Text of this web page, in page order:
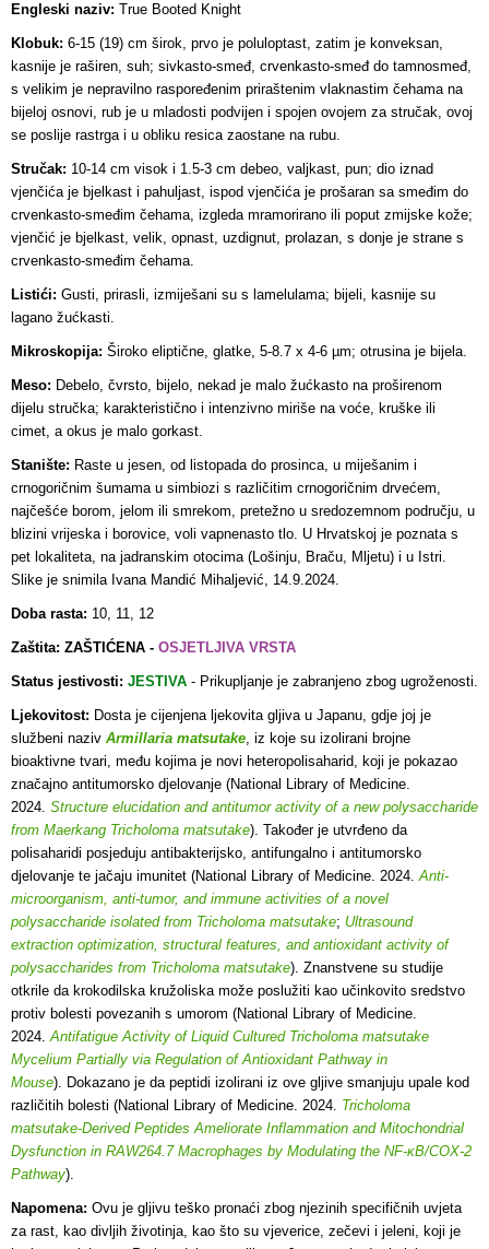
Engleski naziv: True Booted Knight
Klobuk: 6-15 (19) cm širok, prvo je poluloptast, zatim je konveksan,
kasnije je raširen, suh; sivkasto-smeđ, crvenkasto-smeđ do tamnosmeđ,
s velikim je nepravilno raspoređenim priraštenim vlaknastim čehama na
bijeloj osnovi, rub je u mladosti podvijen i spojen ovojem za stručak, ovoj
se poslije rastrga i u obliku resica zaostane na rubu.
Stručak: 10-14 cm visok i 1.5-3 cm debeo, valjkast, pun; dio iznad
vjenčića je bjelkast i pahuljast, ispod vjenčića je prošaran sa smeđim do
crvenkasto-smeđim čehama, izgleda mramorirano ili poput zmijske kože;
vjenčić je bjelkast, velik, opnast, uzdignut, prolazan, s donje je strane s
crvenkasto-smeđim čehama.
Listići: Gusti, prirasli, izmiješani su s lamelulama; bijeli, kasnije su
lagano žućkasti.
Mikroskopija: Široko eliptične, glatke, 5-8.7 x 4-6 µm; otrusina je bijela.
Meso: Debelo, čvrsto, bijelo, nekad je malo žućkasto na proširenom
dijelu stručka; karakteristično i intenzivno miriše na voće, kruške ili
cimet, a okus je malo gorkast.
Stanište: Raste u jesen, od listopada do prosinca, u miješanim i
crnogoričnim šumama u simbiozi s različitim crnogoričnim drvećem,
najčešće borom, jelom ili smrekom, pretežno u sredozemnom području, u
blizini vrijeska i borovice, voli vapnenasto tlo. U Hrvatskoj je poznata s
pet lokaliteta, na jadranskim otocima (Lošinju, Braču, Mljetu) i u Istri.
Slike je snimila Ivana Mandić Mihaljević, 14.9.2024.
Doba rasta: 10, 11, 12
Zaštita: ZAŠTIĆENA - OSJETLJIVA VRSTA
Status jestivosti: JESTIVA - Prikupljanje je zabranjeno zbog ugroženosti.
Ljekovitost: Dosta je cijenjena ljekovita gljiva u Japanu, gdje joj je
službeni naziv Armillaria matsutake, iz koje su izolirani brojne
bioaktivne tvari, među kojima je novi heteropolisaharid, koji je pokazao
značajno antitumorsko djelovanje (National Library of Medicine.
2024. Structure elucidation and antitumor activity of a new polysaccharide
from Maerkang Tricholoma matsutake). Također je utvrđeno da
polisaharidi posjeduju antibakterijsko, antifungalno i antitumorsko
djelovanje te jačaju imunitet (National Library of Medicine. 2024.Anti-
microorganism, anti-tumor, and immune activities of a novel
polysaccharide isolated from Tricholoma matsutake; Ultrasound
extraction optimization, structural features, and antioxidant activity of
polysaccharides from Tricholoma matsutake). Znanstvene su studije
otkrile da krokodilska kružoliska može poslužiti kao učinkovito sredstvo
protiv bolesti povezanih s umorom (National Library of Medicine.
2024.Antifatigue Activity of Liquid Cultured Tricholoma matsutake
Mycelium Partially via Regulation of Antioxidant Pathway in
Mouse). Dokazano je da peptidi izolirani iz ove gljive smanjuju upale kod
različitih bolesti (National Library of Medicine. 2024. Tricholoma
matsutake-Derived Peptides Ameliorate Inflammation and Mitochondrial
Dysfunction in RAW264.7 Macrophages by Modulating the NF-κB/COX-2
Pathway).
Napomena: Ovu je gljivu teško pronaći zbog njezinih specifičnih uvjeta
za rast, kao divljih životinja, kao što su vjeverice, zečevi i jeleni, koji je